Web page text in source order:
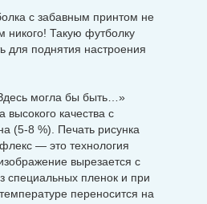
с забавным принтом не
никого! Такую футболку
для поднятия настроения
могла бы быть…»
высокого качества с
(5-8 %). Печать рисунка
— это технология
вырезается с
специальных пленок и при
переносится на